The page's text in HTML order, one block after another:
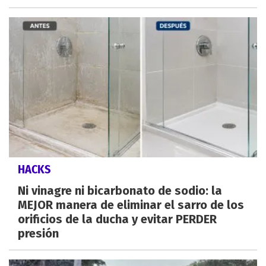
HACKS
Ni vinagre ni bicarbonato de sodio: la
MEJOR manera de eliminar el sarro de los
orificios de la ducha y evitar PERDER
presión